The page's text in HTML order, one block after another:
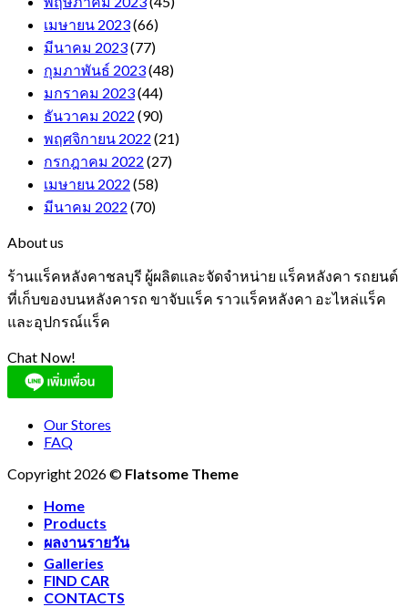
เมษายน 2023(66)
มีนาคม 2023(77)
กุมภาพันธ์ 2023(48)
มกราคม 2023(44)
ธันวาคม 2022 (90)
พฤศจิกายน 2022 (21)
กรกฎาคม 2022 (27)
เมษายน 2022 (58)
มีนาคม 2022 (70)
About us
ร้านแร็คหลังคาชลบุรี ผู้ผลิตและจัดจำหน่าย แร็คหลังคา รถยนต์
ที่เก็บของบนหลังคารถ ขาจับแร็ค ราวแร็คหลังคา อะไหล่แร็ค
และอุปกรณ์แร็ค
Chat Now!
Our Stores
FAQ
Copyright 2026 © Flatsome Theme
Home
Products
ผลงานรายวัน
Galleries
FIND CAR
CONTACTS